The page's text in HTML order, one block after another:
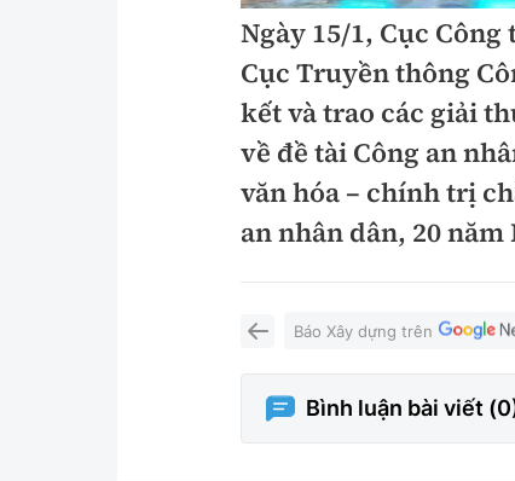
Lao động - Công đoàn
Showbiz
Điện ảnh
Âm nhạc
Thời sự Quốc tế
Thế giới giao thông
Đi ++
Du lịch
Lối sống
Ngày 15/1, Cục
Cục Truyền thông
kết và trao các giải
về đề tài Công an
văn hóa – chính trị
an nhân dân, 20
Báo Xây dựng trên
Bình luận bài viết (0